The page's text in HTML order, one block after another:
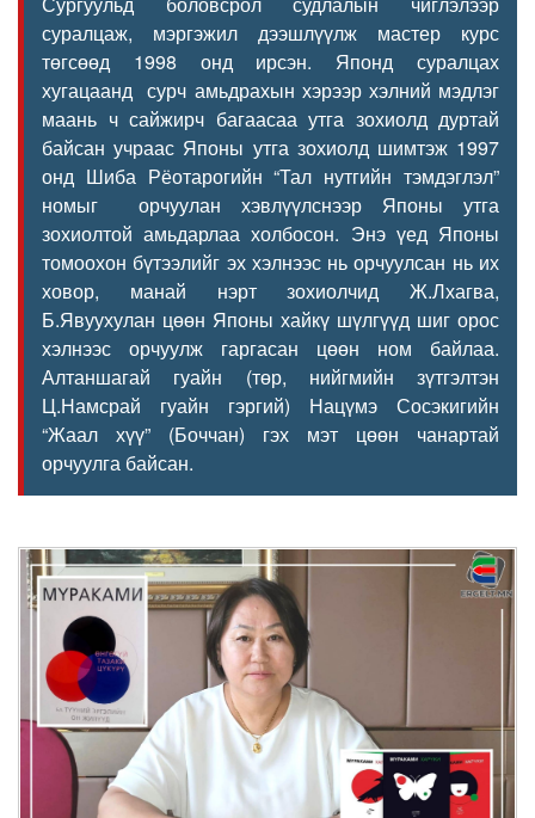
суралцаж, мэргэжил дээшлүүлж мастер курс
төгсөөд 1998 онд ирсэн. Японд суралцах
хугацаанд сурч амьдрахын хэрээр хэлний мэдлэг
маань ч сайжирч багаасаа утга зохиолд дуртай
байсан учраас Японы утга зохиолд шимтэж 1997
онд Шиба Рёотарогийн “Тал нутгийн тэмдэглэл”
номыг орчуулан хэвлүүлснээр Японы утга
зохиолтой амьдарлаа холбосон. Энэ үед Японы
томоохон бүтээлийг эх хэлнээс нь орчуулсан нь их
ховор, манай нэрт зохиолчид Ж.Лхагва,
Б.Явуухулан цөөн Японы хайкү шүлгүүд шиг орос
хэлнээс орчуулж гаргасан цөөн ном байлаа.
Алтаншагай гуайн (төр, нийгмийн зүтгэлтэн
Ц.Намсрай гуайн гэргий) Нацүмэ Сосэкигийн
“Жаал хүү” (Боччан) гэх мэт цөөн чанартай
орчуулга байсан.